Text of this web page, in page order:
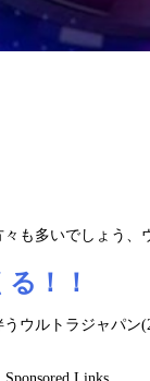
も多いでしょう、
！！
ウルトラジャパン